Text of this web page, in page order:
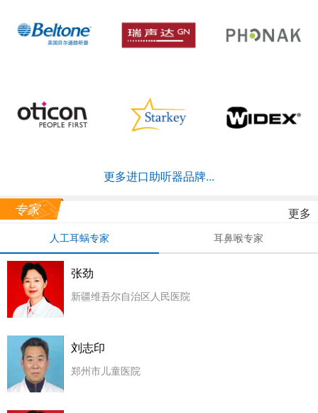
更多进口助听器品牌...
专家 更多
人工耳蜗专家 耳鼻喉专家
张劲
新疆维吾尔自治区人民医院
刘志印
郑州市儿童医院